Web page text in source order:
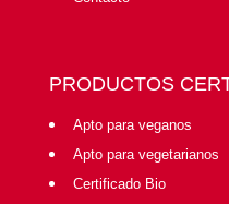
PRODUCTOS
Apto para veganos
Apto para vegetarianos
Certificado Bio